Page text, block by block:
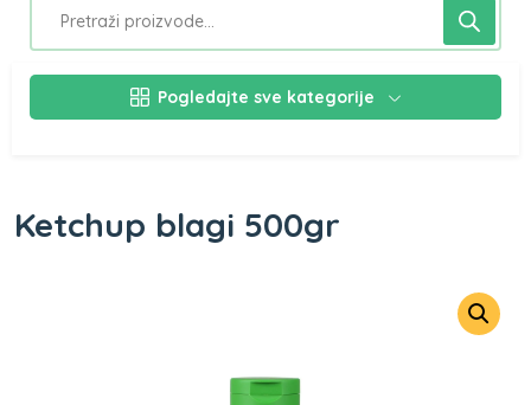
Pogledajte sve kategorije
Ketchup blagi 500gr